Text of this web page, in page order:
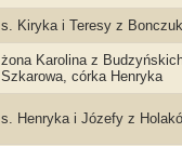
s. Kiryka i Teresy z
żona Karolina z
Szkarowa, córka Henryka
s. Henryka i Józefy z